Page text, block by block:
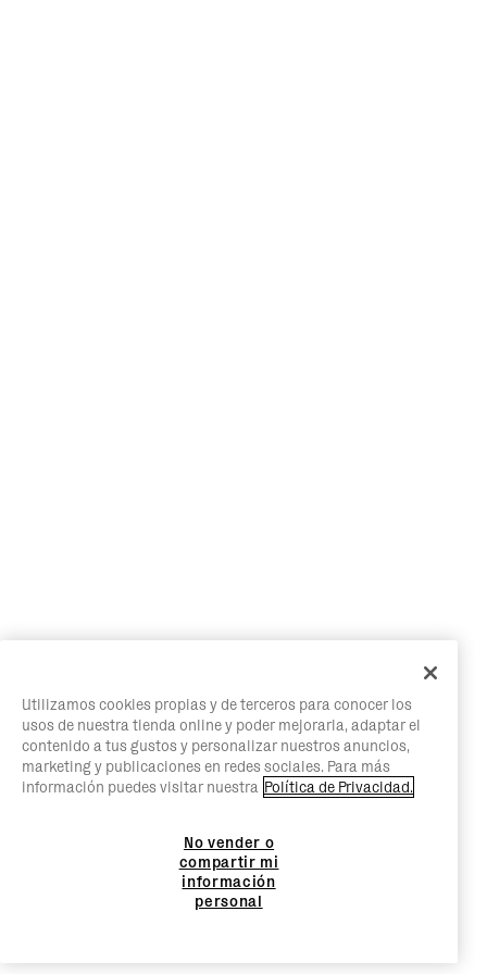
Utilizamos cookies propias y de terceros para conocer los
usos de nuestra tienda online y poder mejorarla, adaptar el
contenido a tus gustos y personalizar nuestros anuncios,
marketing y publicaciones en redes sociales. Para más
información puedes visitar nuestra Política de Privacidad.
No vender o
compartir mi
información
personal